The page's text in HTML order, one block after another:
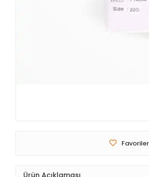
Ürün Açıklaması